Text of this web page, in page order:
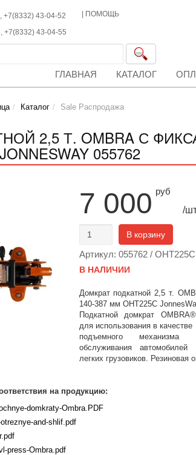
+7(8332) 43-04-52
+7(8332) 43-04-55
ПОМОЩЬ
ГЛАВНАЯ КАТАЛОГ
Каталог Sale Распродажа
2,5 Т. OMBRA С
055762
7 000 руб
/
В корзину
Артикул: 055762 / ОНТ225С
В НАЛИЧИИ
Домкрат подкатной 2,5 т.
140-387 мм ОНТ225С
Подкатной домкрат
для использования в качестве
подъемного механизма
обслуживания
легких грузовиков. Резиновая
на продукцию:
domkraty-Ombra.PDF
and-shlif.pdf
press-Ombra.pdf